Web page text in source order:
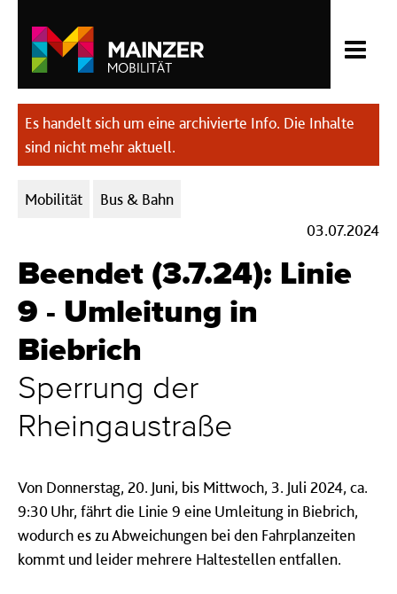
Es handelt sich um eine archivierte Info. Die Inhalte
sind nicht mehr aktuell.
Kategorien:
Mobilität
Bus & Bahn
03.07.2024
Beendet (3.7.24): Linie
9 - Umleitung in
Biebrich
Sperrung der
Rheingaustraße
Von Donnerstag, 20. Juni, bis Mittwoch, 3. Juli 2024, ca.
9:30 Uhr, fährt die Linie 9 eine Umleitung in Biebrich,
wodurch es zu Abweichungen bei den Fahrplanzeiten
kommt und leider mehrere Haltestellen entfallen.